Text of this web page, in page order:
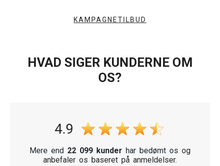
KAMPAGNETILBUD
HVAD SIGER KUNDERNE OM
OS?
4.9
Mere end 22 099 kunder har bedømt os og
anbefaler os baseret på anmeldelser.